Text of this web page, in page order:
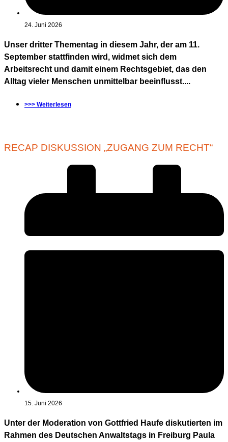
24. Juni 2026
Unser dritter Thementag in diesem Jahr, der am 11.
September stattfinden wird, widmet sich dem
Arbeitsrecht und damit einem Rechtsgebiet, das den
Alltag vieler Menschen unmittelbar beeinflusst....
>>> Weiterlesen
RECAP DISKUSSION „ZUGANG ZUM RECHT“
15. Juni 2026
Unter der Moderation von Gottfried Haufe diskutierten im
Rahmen des Deutschen Anwaltstags in Freiburg Paula